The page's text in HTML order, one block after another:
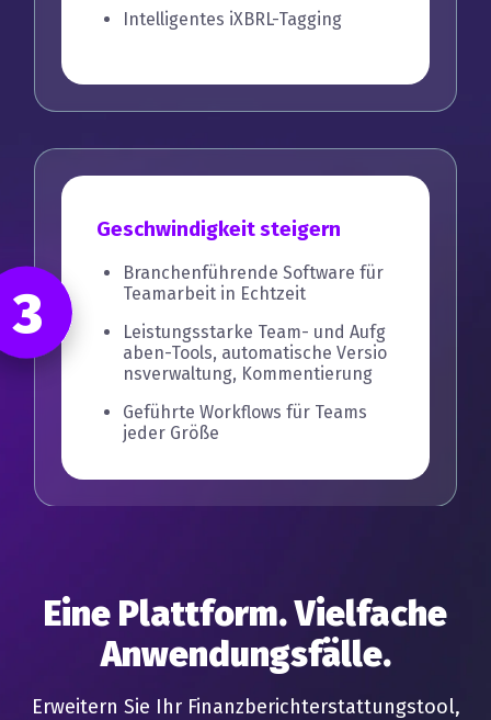
Intelligentes iXBRL-Tagging
3
Geschwindigkeit steigern
Branchenführende Software für
Teamarbeit in Echtzeit
Leistungsstarke Team- und Aufg
aben-Tools, automatische Versio
nsverwaltung, Kommentierung
Geführte Workflows für Teams
jeder Größe
Eine Plattform. Vielfache
Anwendungsfälle.
Erweitern Sie Ihr Finanzberichterstattungstool,